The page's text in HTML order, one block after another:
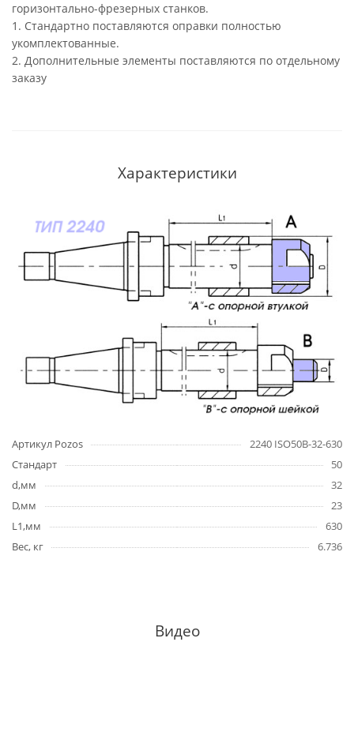
горизонтально-фрезерных станков.
1. Стандартно поставляются оправки полностью
укомплектованные.
2. Дополнительные элементы поставляются по отдельному
заказу
Характеристики
Артикул Pozos
2240 ISO50B-32-630
Стандарт
50
d,мм
32
D,мм
23
L1,мм
630
Вес, кг
6.736
Видео